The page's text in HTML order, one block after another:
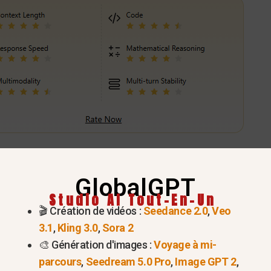
ChatGPT lors de la
le marché de l'emploi
à une course, et l'IA est votre moteur secret
GlobalGPT
Studio AI Tout-En-Un
🎬 Création de vidéos : Seedance 2.0,Veo
3.1,Kling 3.0,Sora 2
🎨 Génération d'images :Voyage à mi-
parcours, Seedream 5.0 Pro,Image GPT 2,